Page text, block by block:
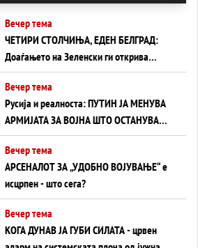
Вечер тема
ЧЕТИРИ СТОЛЧИЊА, ЕДЕН БЕЛГРАД:
Доаѓањето на Зеленски ги открива
тајните на политиката на балансирање
на Вучиќ
Вечер тема
Русија и реалноста: ПУТИН ЈА МЕНУВА
АРМИЈАТА ЗА ВОЈНА ШТО ОСТАНУВА
БЕЗ ФРОНТ
Вечер тема
АРСЕНАЛОТ ЗА „УДОБНО ВОЈУВАЊЕ“ е
исцрпен - што сега?
Вечер тема
КОГА ДУНАВ ЈА ГУБИ СИЛАТА - црвен